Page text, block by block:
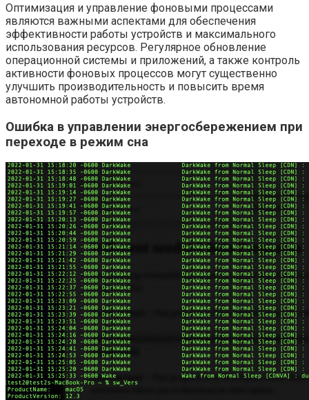
Оптимизация и управление фоновыми процессами
являются важными аспектами для обеспечения
эффективности работы устройств и максимального
использования ресурсов. Регулярное обновление
операционной системы и приложений, а также контроль
активности фоновых процессов могут существенно
улучшить производительность и повысить время
автономной работы устройств.
Ошибка в управлении энергосбережением при
переходе в режим сна